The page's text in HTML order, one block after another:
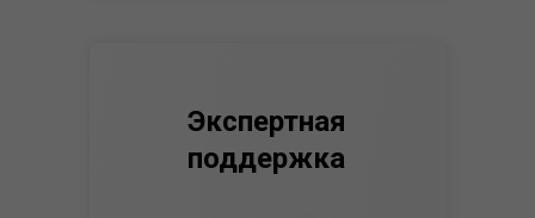
Экспертная
поддержка